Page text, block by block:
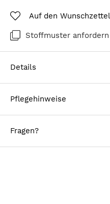
Auf den Wunschzettel
Stoffmuster anfordern
Details
Pflegehinweise
Fragen?